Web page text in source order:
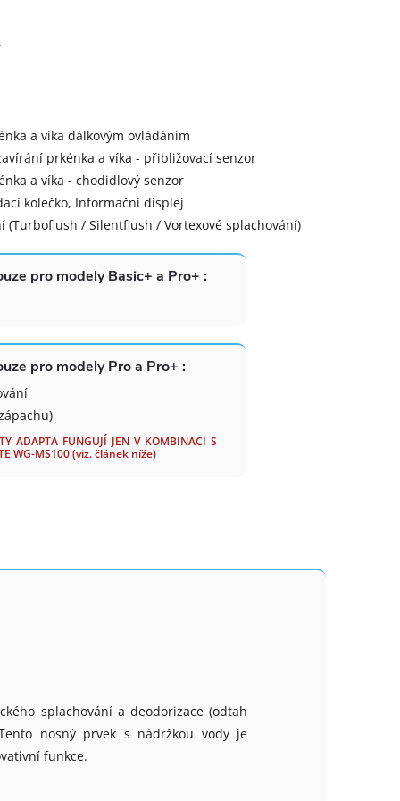
a víka dálkovým ovládáním
prkénka a víka - přibližovací senzor
a víka - chodidlový senzor
kolečko, Informační displej
(Turboflush / Silentflush / Vortexové splachování)
pro modely Basic+ a Pro+ :
pro modely Pro a Pro+ :
ADAPTA FUNGUJÍ JEN V KOMBINACI S
WG-MS100 (viz. článek níže)
splachování a deodorizace (odtah
nosný prvek s nádržkou vody je
funkce.